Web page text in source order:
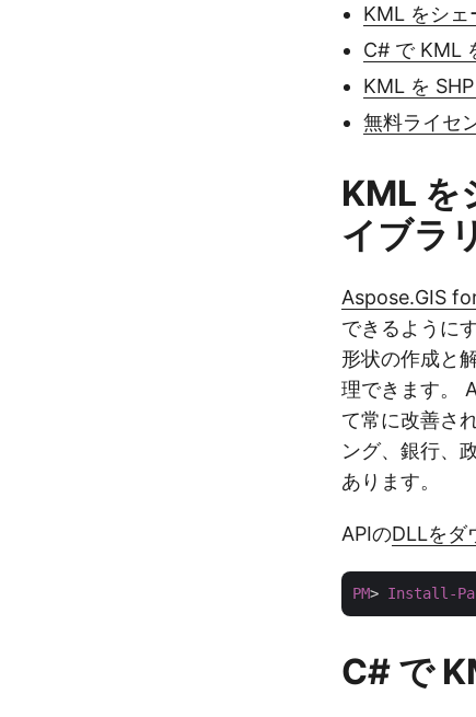
KML をシェ
C# で KML
KML を
無料ライセ
KML を
イブラ
Aspose.GIS
できるように
形状の作成と
理できます。
て常に改善さ
ング、銀行、
あります。
APIのDLLをダ
PM> Install-
C# で